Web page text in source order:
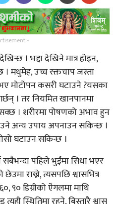
-
। भद्दा देखिने मात्र होइन,
मधुमेह, उच्च रक्तचाप जस्ता
भए मोटोपन कसरी घटाउने ?यसका
। तर नियमित खानपानमा
। शरीरमा पोषणको अभाव हुन
अन्य उपाय अपनाउन सकिन्छ ।
घटाउन सकिन्छ ।
पहिले भुईंमा सिधा भएर
राख्ने, त्यसपछि श्वासभित्र
९० डिग्रीको ऐंगलमा माथि